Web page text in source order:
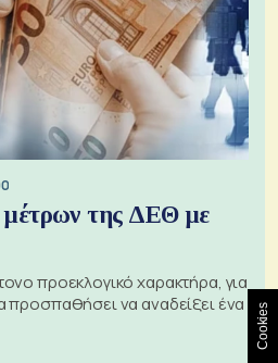
της ΔΕΘ με
προεκλογικό χαρακτήρα, για
προσπαθήσει να αναδείξει ένα
Cookies